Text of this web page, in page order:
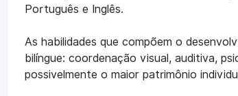
Português e Inglês.
As habilidades que compõem o
bilíngue: coordenação visual, auditiva,
possivelmente o maior patrimônio